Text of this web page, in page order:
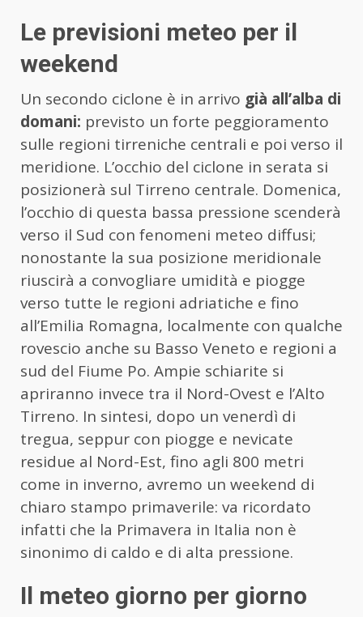
Le previsioni meteo per il
weekend
Un secondo ciclone è in arrivo già all’alba di
domani: previsto un forte peggioramento
sulle regioni tirreniche centrali e poi verso il
meridione. L’occhio del ciclone in serata si
posizionerà sul Tirreno centrale. Domenica,
l’occhio di questa bassa pressione scenderà
verso il Sud con fenomeni meteo diffusi;
nonostante la sua posizione meridionale
riuscirà a convogliare umidità e piogge
verso tutte le regioni adriatiche e fino
all’Emilia Romagna, localmente con qualche
rovescio anche su Basso Veneto e regioni a
sud del Fiume Po. Ampie schiarite si
apriranno invece tra il Nord-Ovest e l’Alto
Tirreno. In sintesi, dopo un venerdì di
tregua, seppur con piogge e nevicate
residue al Nord-Est, fino agli 800 metri
come in inverno, avremo un weekend di
chiaro stampo primaverile: va ricordato
infatti che la Primavera in Italia non è
sinonimo di caldo e di alta pressione.
Il meteo giorno per giorno